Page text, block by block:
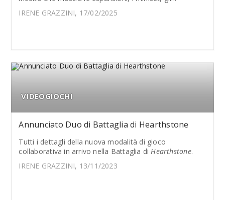
IRENE GRAZZINI, 17/02/2025
VIDEOGIOCHI
Annunciato Duo di Battaglia di Hearthstone
Tutti i dettagli della nuova modalità di gioco
collaborativa in arrivo nella Battaglia diHearthstone.
IRENE GRAZZINI, 13/11/2023